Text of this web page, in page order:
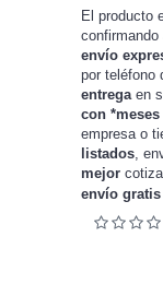
El producto
envío
por teléfono
entrega en
con
empresa o
listados,
mejor
envío